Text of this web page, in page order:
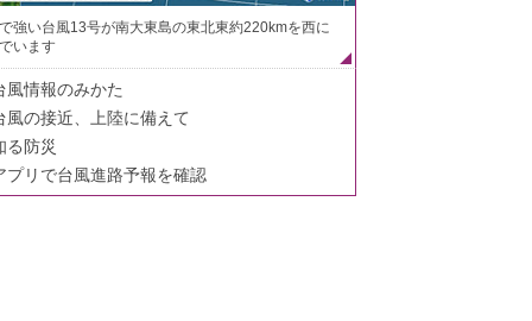
強い台風13号が南大東島の東北東約220kmを西に
います
風情報のみかた
風の接近、上陸に備えて
る防災
プリで台風進路予報を確認